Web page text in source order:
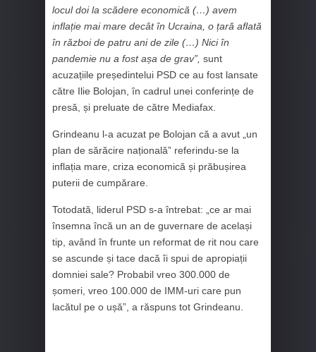
locul doi la scădere economică (…) avem
inflație mai mare decât în Ucraina, o țară aflată
în război de patru ani de zile (…) Nici în
pandemie nu a fost așa de grav”, sunt
acuzațiile președintelui PSD ce au fost lansate
către Ilie Bolojan, în cadrul unei conferințe de
presă, și preluate de către Mediafax.
Grindeanu l-a acuzat pe Bolojan că a avut „un
plan de sărăcire națională” referindu-se la
inflația mare, criza economică și prăbușirea
puterii de cumpărare.
Totodată, liderul PSD s-a întrebat: „ce ar mai
însemna încă un an de guvernare de același
tip, având în frunte un reformat de rit nou care
se ascunde și tace dacă îi spui de apropiații
domniei sale? Probabil vreo 300.000 de
șomeri, vreo 100.000 de IMM-uri care pun
lacătul pe o ușă”, a răspuns tot Grindeanu.